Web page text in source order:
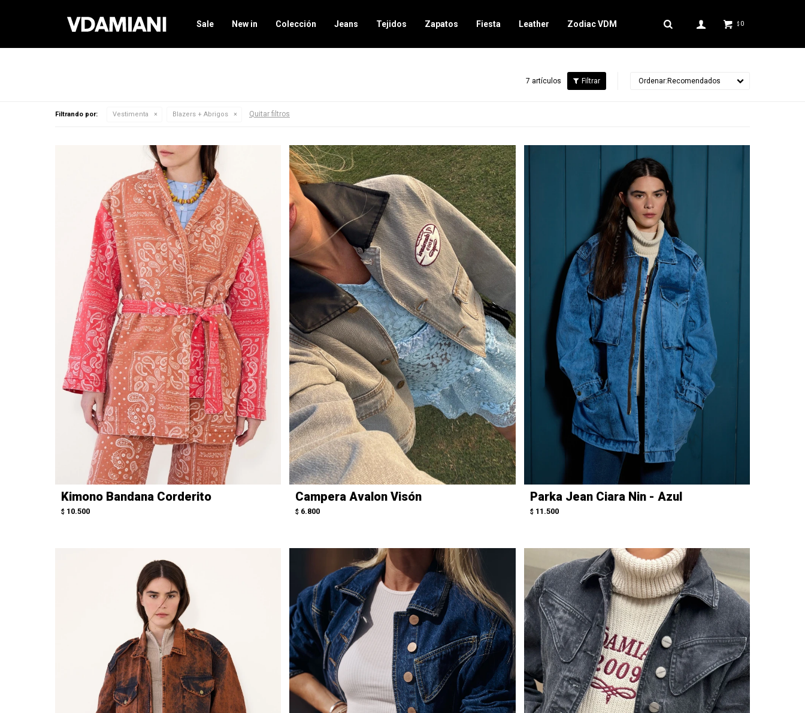
Sale New in Colección Jeans Tejidos Zapatos Fiesta Leather Zodiac VDM $ 0
7 artículos Recomendados
Filtrando por: Vestimenta Blazers + Abrigos Quitar filtros
Kimono Bandana Corderito
$ 10.500
Campera Avalon Visón
$ 6.800
Parka Jean Ciara Nin - Azul
$ 11.500